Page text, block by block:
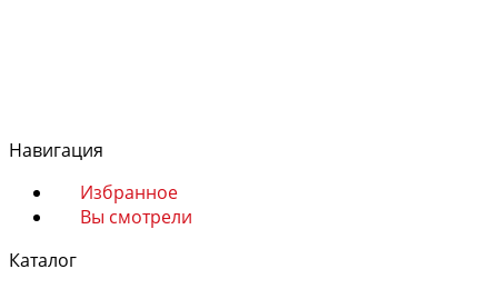
Печи
Аксессуары
Навигация
Избранное
Вы смотрели
Каталог